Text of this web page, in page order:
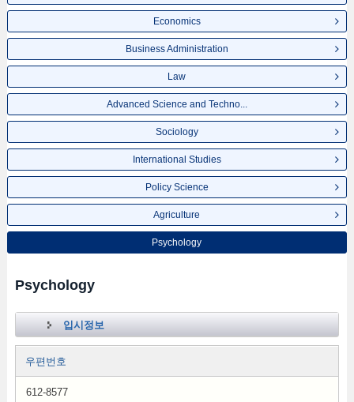
Economics
Business Administration
Law
Advanced Science and Techno...
Sociology
International Studies
Policy Science
Agriculture
Psychology
Psychology
입시정보
우편번호
612-8577